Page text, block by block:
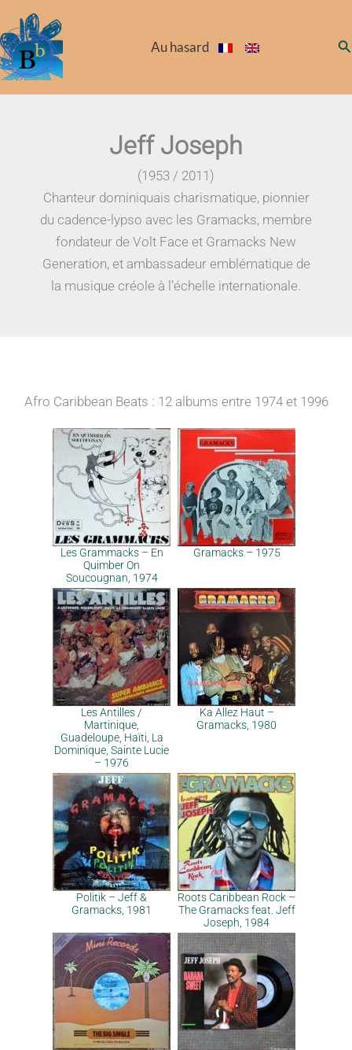
au
contenu
Au hasard
Jeff Joseph
(1953 / 2011)
Chanteur dominiquais charismatique, pionnier
du cadence-lypso avec les Gramacks, membre
fondateur de Volt Face et Gramacks New
Generation, et ambassadeur emblématique de
la musique créole à l’échelle internationale.
Afro Caribbean Beats : 12 albums entre 1974 et 1996
Les Grammacks – En
Quimber On
Soucougnan, 1974
Gramacks – 1975
Les Antilles /
Martinique,
Guadeloupe, Haïti, La
Dominique, Sainte Lucie
– 1976
Ka Allez Haut –
Gramacks, 1980
Politik – Jeff &
Gramacks, 1981
Roots Caribbean Rock –
The Gramacks feat. Jeff
Joseph, 1984